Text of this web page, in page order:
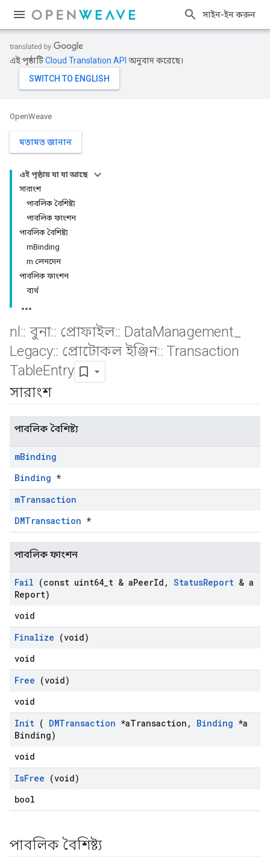
সাইন-ইন করুন
এই পৃষ্ঠাটিCloud Translation API অনুবাদ করেছে।
OpenWeave
মতামত জানান
এই পৃষ্ঠায় যা যা আছে
সারাংশ
পাবলিক বৈশিষ্ট্য
পাবলিক ফাংশন
পাবলিক বৈশিষ্ট্য
mBinding
m লেনদেন
পাবলিক ফাংশন
ব্যর্থ
nl :: বুনা:: প্রোফাইল:: DataManagement
Legacy:: প্রোটোকল ইঞ্জিন:: Transaction
TableEntry
সারাংশ
পাবলিক বৈশিষ্ট্য
mBinding
Binding *
mTransaction
DMTransaction *
পাবলিক ফাংশন
Fail (const uint64 t & aPeerId , StatusReport & a
Report)
void
Finalize (void)
void
Free (void)
void
Init ( DMTransaction *aTransaction , Binding *a
Binding)
void
IsFree (void)
bool
পাবলিক বৈশিষ্ট্য